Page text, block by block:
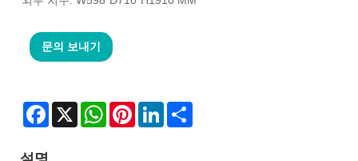
문의 보내기
Facebook
X WhatsAppPinterestLinkedIn